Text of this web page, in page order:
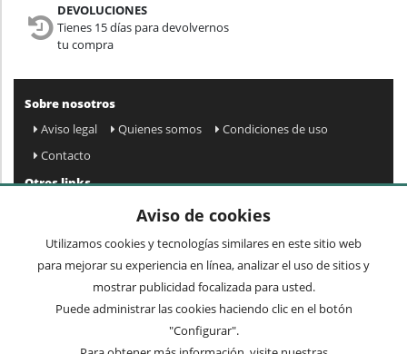
DEVOLUCIONES
Tienes 15 días para devolvernos
tu compra
Sobre nosotros
Aviso legal
Quienes somos
Condiciones de uso
Contacto
Otros links
Preguntas frecuentes
Newsletter
Aceptoprivacidad
Aviso de cookies
Utilizamos cookies y tecnologías similares en este sitio web
para mejorar su experiencia en línea, analizar el uso de sitios y
mostrar publicidad focalizada para usted.
Puede administrar las cookies haciendo clic en el botón
"Configurar".